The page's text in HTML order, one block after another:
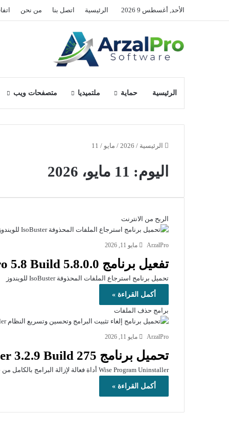
الأحد, أغسطس 9 2026 الرئيسية اتصل بنا من نحن
الرئيسية حماية ملتميديا متصفحات ويب
الرئيسية /
2026
/ مايو /
11
اليوم: 11 مايو، 2026
الربح من الانترنت
ArzalPro مايو 11, 2026
تفعيل برنامج IsoBuster Pro 5.8 Build 5.8.0.0
تحميل برنامج استرجاع الملفات المحذوفة IsoBuster للويندوز
أكمل القراءة »
برامج حذف الملفات
ArzalPro مايو 11, 2026
تحميل برنامج Wise Program Uninstaller 3.2.9 Build 275
Wise Program Uninstaller أداة فعالة لإزالة البرامج بالكامل من جهازك بسهولة وأمان، مع تنظيف الملفات المتبقية لتحسين أداء النظام.
أكمل القراءة »